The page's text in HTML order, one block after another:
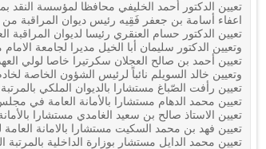
تعيين الدكتور أحمد الخليفي محافظا لمؤسسة النقد
اعفاء أسامة بن جعفر فَقِيه رئيس ديوان المراقبة
تعيين الدكتور حسام العنقري رئيسا لديوان المراقبة
وتعيين الدكتور سليمان أبا الخيل مديرا لجامعة
تعيين أحمد بن صالح العجلان سكرتيرا خاصا لولي العهد
وتعيين خالد السويلم نائباً لرئيس الشؤون الخاصة
تعيين رأفت الصّباغ مستشارا بالديوان الملكي بالمرتبة
تعيين محمد الدهام مستشارا بالأمانة العامة في مجلس
تعيين الاستاذ صالح بن سعيد الغامدي مستشارا
تعيين فهد بن محمد السكيت مستشارا بالامانة العامة
تعيين محمد الدايل مستشار بوزارة الداخلية بالمرتبة